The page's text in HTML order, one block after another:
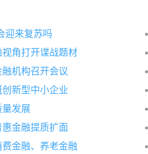
迎来复苏吗
视角打开谍战题材
机构召开会议
新型中小企业
发展
金融提质扩面
金融、养老金融